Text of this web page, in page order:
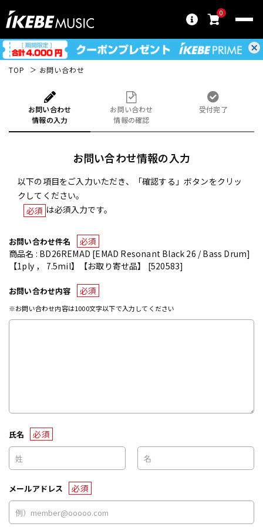
0
TOP お問い合わせ
お問い合わせ
情報の入力
お問い合わせ
情報の確認
受付完了
お問い合わせ情報の入力
以下の項目をご入力いただき、「確認する」ボタンをクリッ
クしてください。
必須 は必須入力です。
お問い合わせ件名
必須
商品名 : BD26REMAD [EMAD Resonant Black 26 / Bass Drum]
【1ply ， 7.5mil】【お取り寄せ品】 [520583]
お問い合わせ内容 必須
※お問い合わせ内容は1000文字以下で入力してください
氏名 必須
メールアドレス 必須